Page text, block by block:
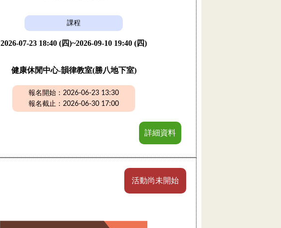
課程
2026-07-23 18:40 (四)~2026-09-10 19:40 (四)
健康休閒中心-韻律教室(勝八地下室)
報名開始：2026-06-23 13:30
報名截止：2026-06-30 17:00
詳細資料
活動尚未開始